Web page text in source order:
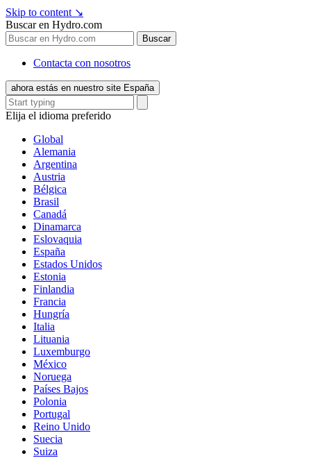
Skip to content ↘
Buscar en Hydro.com
Buscar
Contacta con nosotros
ahora estás en nuestro site España
Elija el idioma preferido
Global
Alemania
Argentina
Austria
Bélgica
Brasil
Canadá
Dinamarca
Eslovaquia
España
Estados Unidos
Estonia
Finlandia
Francia
Hungría
Italia
Lituania
Luxemburgo
México
Noruega
Países Bajos
Polonia
Portugal
Reino Unido
Suecia
Suiza